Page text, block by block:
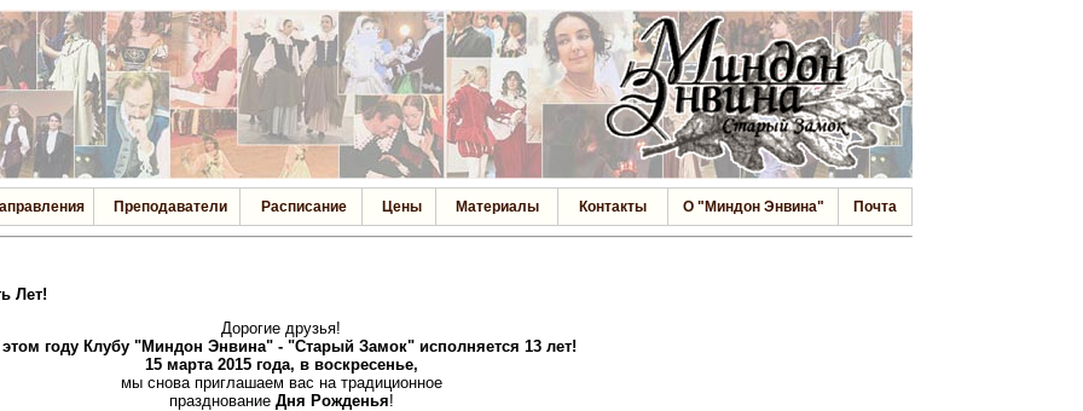
Преподаватели Расписание Цены Материалы Контакты О "Миндон Энвина" Почта
Лет!
Дорогие друзья!
году Клубу "Миндон Энвина" - "Старый Замок" исполняется 13 лет!
15 марта 2015 года, в воскресенье,
мы снова приглашаем вас на традиционное
празднование Дня Рожденья!